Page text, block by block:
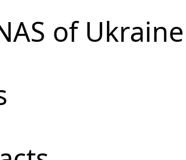
of